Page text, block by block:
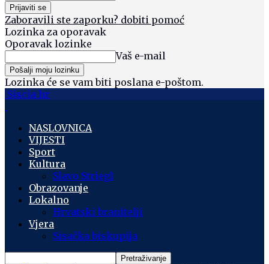
Zaboravili ste zaporku? dobiti pomoć
Lozinka za oporavak
Oporavak lozinke
Vaš e-mail
Lozinka će se vam biti poslana e-poštom.
Siscia hr
NASLOVNICA
VIJESTI
Sport
Kultura
Slavo Striegl
Obrazovanje
Lokalno
Hrvatski branitelji
Vjera
Sisačka biskupija